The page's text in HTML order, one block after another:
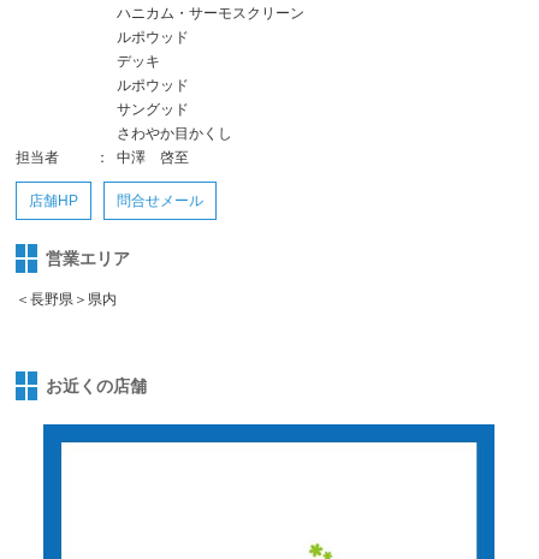
ハニカム・サーモスクリーン
ルポウッド
デッキ
ルポウッド
サングッド
さわやか目かくし
担当者
： 中澤 啓至
店舗HP 問合せメール
営業エリア
＜長野県＞県内
お近くの店舗